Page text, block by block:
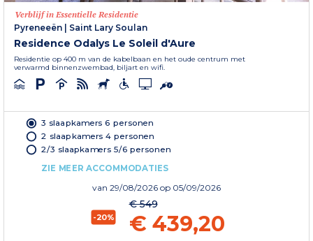
Verblijf in Essentielle Residentie
Pyreneeën
Saint Lary Soulan
Residence Odalys Le Soleil d'Aure
Residentie op 400 m van de kabelbaan en het oude centrum met
verwarmd binnenzwembad, biljart en wifi.
3 slaapkamers 6 personen
2 slaapkamers 4 personen
2/3 slaapkamers 5/6 personen
ZIE MEER ACCOMMODATIES
van 29/08/2026 op 05/09/2026
-20%
€ 549
€ 439,20